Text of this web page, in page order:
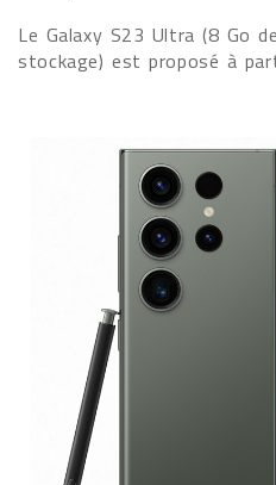
Le Galaxy S23 Ultra (8 Go
stockage) est proposé à